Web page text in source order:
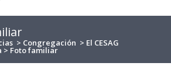
> Congregación > El CESAG
> Foto familiar